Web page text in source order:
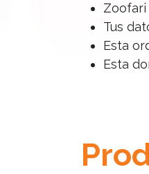
Tus
Esta
Esta